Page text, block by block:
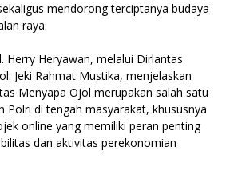
mendorong terciptanya budaya
raya.
Herry Heryawan, melalui Dirlantas
Jeki Rahmat Mustika, menjelaskan
Menyapa Ojol merupakan salah satu
Polri di tengah masyarakat, khususnya
online yang memiliki peran penting
dan aktivitas perekonomian